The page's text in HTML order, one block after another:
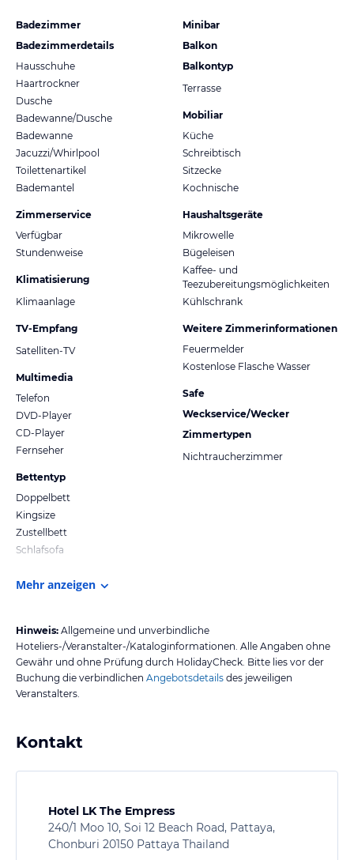
Badezimmer
Badezimmerdetails
Hausschuhe
Haartrockner
Dusche
Badewanne/Dusche
Badewanne
Jacuzzi/Whirlpool
Toilettenartikel
Bademantel
Zimmerservice
Verfügbar
Stundenweise
Klimatisierung
Klimaanlage
TV-Empfang
Satelliten-TV
Multimedia
Telefon
DVD-Player
CD-Player
Fernseher
Bettentyp
Doppelbett
Kingsize
Zustellbett
Schlafsofa
Minibar
Balkon
Balkontyp
Terrasse
Mobiliar
Küche
Schreibtisch
Sitzecke
Kochnische
Haushaltsgeräte
Mikrowelle
Bügeleisen
Kaffee- und
Teezubereitungsmöglichkeiten
Kühlschrank
Weitere Zimmerinformationen
Feuermelder
Kostenlose Flasche Wasser
Safe
Weckservice/Wecker
Zimmertypen
Nichtraucherzimmer
Mehr anzeigen
Hinweis: Allgemeine und unverbindliche
Hoteliers-/Veranstalter-/Kataloginformationen. Alle Angaben ohne
Gewähr und ohne Prüfung durch HolidayCheck. Bitte lies vor der
Buchung die verbindlichen Angebotsdetails des jeweiligen
Veranstalters.
Kontakt
Hotel LK The Empress
240/1 Moo 10, Soi 12 Beach Road, Pattaya,
Chonburi 20150 Pattaya Thailand